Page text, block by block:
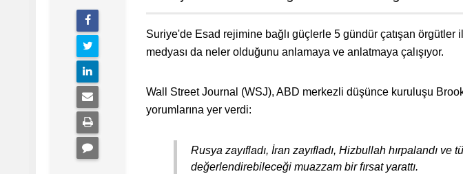
Suriye'de Esad rejimine bağlı güçlerle 5 gündür çatışan
medyası da neler olduğunu anlamaya ve anlatmaya çalışıyor.
Wall Street Journal (WSJ), ABD merkezli düşünce kuruluşu
yorumlarına yer verdi:
Rusya zayıfladı, İran zayıfladı, Hizbullah hırpalandı ve
değerlendirebileceği muazzam bir fırsat yarattı.